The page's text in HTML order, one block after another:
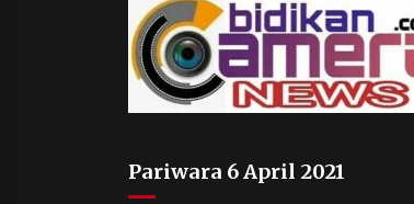
Pariwara 6 April 2021